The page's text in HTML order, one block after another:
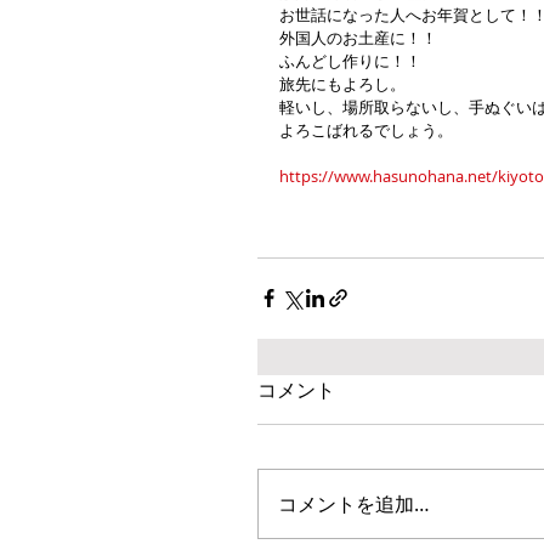
お世話になった人へお年賀として！！
外国人のお土産に！！
ふんどし作りに！！
旅先にもよろし。
軽いし、場所取らないし、手ぬぐい
よろこばれるでしょう。
https://www.hasunohana.net/
コメント
コメントを追加…